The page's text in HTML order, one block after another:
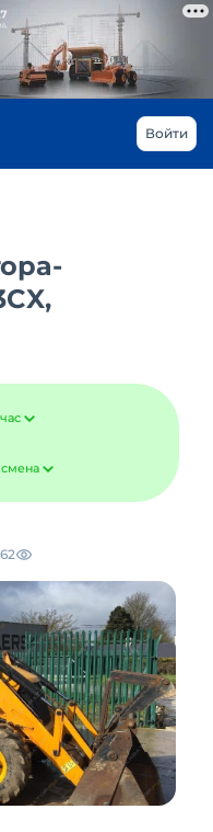
Войти
час
смена